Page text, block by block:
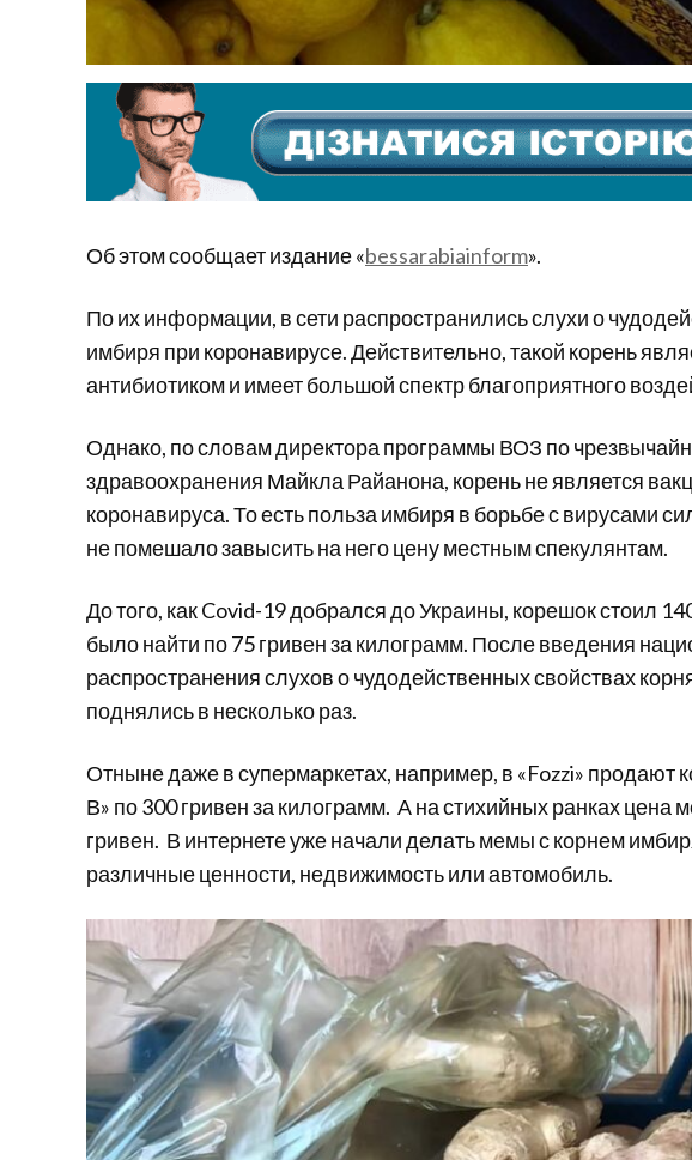
Об этом сообщает издание «bessarabiainform».
По их информации, в сети распространились слухи о
имбиря при коронавирусе. Действительно, такой корень
антибиотиком и имеет большой спектр благоприятного
Однако, по словам директора программы ВОЗ по
здравоохранения Майкла Райанона, корень не является
коронавируса. То есть польза имбиря в борьбе с вирусами
не помешало завысить на него цену местным спекулянтам.
До того, как Covid-19 добрался до Украины, корешок стоил
было найти по 75 гривен за килограмм. После введения
распространения слухов о чудодейственных свойствах
поднялись в несколько раз.
Отныне даже в супермаркетах, например, в «Fozzi» продают
В» по 300 гривен за килограмм. А на стихийных ранках цена
гривен. В интернете уже начали делать мемы с корнем
различные ценности, недвижимость или автомобиль.